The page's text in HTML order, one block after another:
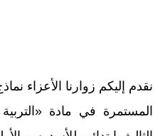
نقدم إليكم زوارنا الأعزاء
المستمرة في مادة